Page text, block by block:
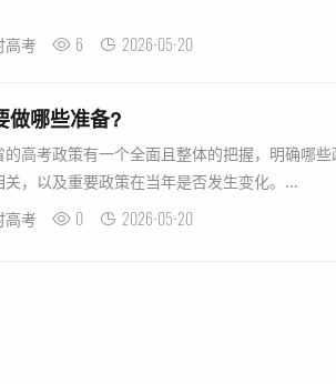
高考 6 2026-05-20
做哪些准备?
高考政策有一个全面且整体的把握，明确哪
，以及重要政策在当年是否发生变化。...
高考 0 2026-05-20